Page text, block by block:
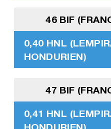
46 BIF
0,40 HNL
HONDURIEN)
47 BIF
0,41 HNL
HONDURIEN)